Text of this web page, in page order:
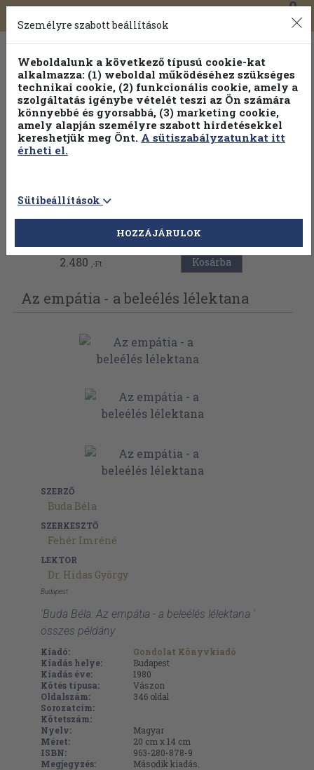
Toggle
navigation
0
Vissza az előző oldalra
2.480 ,-Ft Kosárba
Az empátia - a beleélés lélektana
SZERZŐ
Buda Béla
SZERKESZTŐ
Fehér Imréné
LEKTOR
Dr. Hidas György
Budapest
'Buda Béla: Az empátia - a beleélés lélektana '
összes példány
Kiadó:
Gondolat Könyvkiadó
Kiadás helye:
Budapest
Kiadás éve:
1980
Kötés típusa:
Vászon
Oldalszám:
346 oldal
Sorozatcím:
Kötetszám:
Nyelv:
Magyar
Méret:
20 cm x 14 cm
ISBN:
963-280-878-9
Megjegyzés:
Második kiadás.
Személyre szabott beállítások
Weboldalunk a következő típusú cookie-kat
alkalmazza: (1) weboldal működéséhez szükséges
technikai cookie, (2) funkcionális cookie, amely a
szolgáltatás igénybe vételét teszi az Ön számára
könnyebbé és gyorsabbá, (3) marketing cookie,
amely alapján személyre szabott hirdetésekkel
kereshetjük meg Önt. A sütiszabályzatunkat itt
érheti el.
Sütibeállítások
HOZZÁJÁRULOK